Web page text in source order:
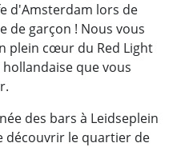
d'Amsterdam lors de
de garçon ! Nous vous
plein cœur du Red Light
que vous
des bars à Leidseplein
découvrir le quartier de